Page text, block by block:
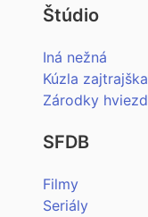
Štúdio
Iná nežná
Kúzla zajtrajška
Zárodky hviezd
SFDB
Filmy
Seriály